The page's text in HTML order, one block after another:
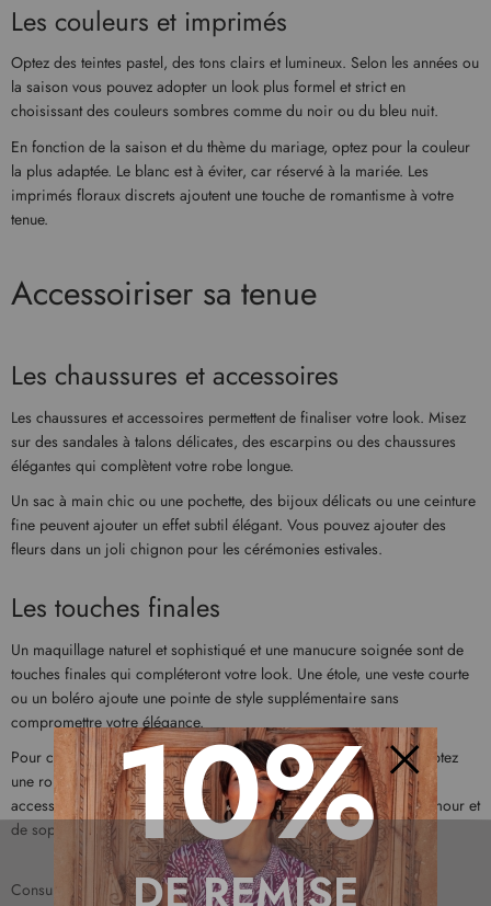
Les couleurs et imprimés
Optez des teintes pastel, des tons clairs et lumineux. Selon les années ou
la saison vous pouvez adopter un look plus formel et strict en
choisissant des couleurs sombres comme du noir ou du bleu nuit.
En fonction de la saison et du thème du mariage, optez pour la couleur
la plus adaptée. Le blanc est à éviter, car réservé à la mariée. Les
imprimés floraux discrets ajoutent une touche de romantisme à votre
tenue.
Accessoiriser sa tenue
Les chaussures et accessoires
Les chaussures et accessoires permettent de finaliser votre look. Misez
sur des sandales à talons délicates, des escarpins ou des chaussures
élégantes qui complètent votre robe longue.
Un sac à main chic ou une pochette, des bijoux délicats ou une ceinture
fine peuvent ajouter un effet subtil élégant. Vous pouvez ajouter des
fleurs dans un joli chignon pour les cérémonies estivales.
Les touches finales
Un maquillage naturel et sophistiqué et une manucure soignée sont de
touches finales qui compléteront votre look. Une étole, une veste courte
ou un boléro ajoute une pointe de style supplémentaire sans
compromettre votre élégance.
Pour conclure, les tenues de mariage sont chics et raffinées. Adoptez
une robe longue avec une coupe adaptée, un tissu raffiné et des
accessoires discrets. Un beau bijou apportera une touche de glamour et
de sophistication lors de cette grande occasion.
Consultez également nos articles suivants :
Fermer
10%
DE REMISE